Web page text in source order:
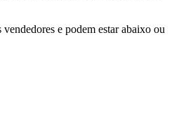
e podem estar abaixo ou